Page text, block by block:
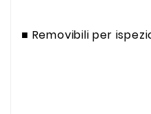
■ Removibili per